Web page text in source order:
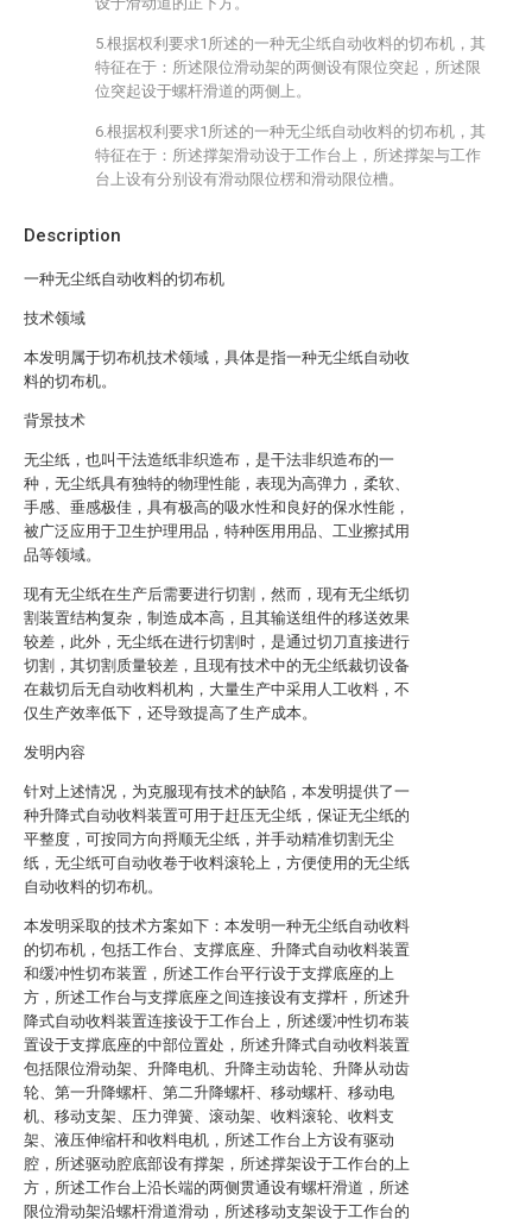
Description
一种无尘纸自动收料的切布机
技术领域
本发明属于切布机技术领域，具体是指一种无尘纸自动收
料的切布机。
背景技术
无尘纸，也叫干法造纸非织造布，是干法非织造布的一
种，无尘纸具有独特的物理性能，表现为高弹力，柔软、
手感、垂感极佳，具有极高的吸水性和良好的保水性能，
被广泛应用于卫生护理用品，特种医用用品、工业擦拭用
品等领域。
现有无尘纸在生产后需要进行切割，然而，现有无尘纸切
割装置结构复杂，制造成本高，且其输送组件的移送效果
较差，此外，无尘纸在进行切割时，是通过切刀直接进行
切割，其切割质量较差，且现有技术中的无尘纸裁切设备
在裁切后无自动收料机构，大量生产中采用人工收料，不
仅生产效率低下，还导致提高了生产成本。
发明内容
针对上述情况，为克服现有技术的缺陷，本发明提供了一
种升降式自动收料装置可用于赶压无尘纸，保证无尘纸的
平整度，可按同方向捋顺无尘纸，并手动精准切割无尘
纸，无尘纸可自动收卷于收料滚轮上，方便使用的无尘纸
自动收料的切布机。
本发明采取的技术方案如下：本发明一种无尘纸自动收料
的切布机，包括工作台、支撑底座、升降式自动收料装置
和缓冲性切布装置，所述工作台平行设于支撑底座的上
方，所述工作台与支撑底座之间连接设有支撑杆，所述升
降式自动收料装置连接设于工作台上，所述缓冲性切布装
置设于支撑底座的中部位置处，所述升降式自动收料装置
包括限位滑动架、升降电机、升降主动齿轮、升降从动齿
轮、第一升降螺杆、第二升降螺杆、移动螺杆、移动电
机、移动支架、压力弹簧、滚动架、收料滚轮、收料支
架、液压伸缩杆和收料电机，所述工作台上方设有驱动
腔，所述驱动腔底部设有撑架，所述撑架设于工作台的上
方，所述工作台上沿长端的两侧贯通设有螺杆滑道，所述
限位滑动架沿螺杆滑道滑动，所述移动支架设于工作台的
5.根据权利要求1所述的一种无尘纸自动收料的切布机，其
特征在于：所述限位滑动架的两侧设有限位突起，所述限
位突起设于螺杆滑道的两侧上。
6.根据权利要求1所述的一种无尘纸自动收料的切布机，其
特征在于：所述撑架滑动设于工作台上，所述撑架与工作
台上设有分别设有滑动限位楞和滑动限位槽。